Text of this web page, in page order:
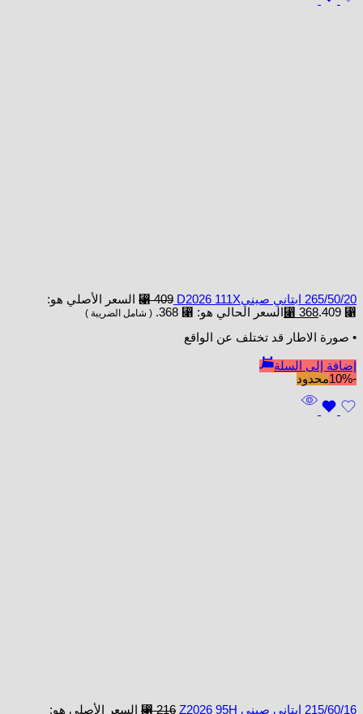
265/50/20 ابتاني صينيD2026 111X ⃁409
السعر الأصلي هو:
⃁ 409.
⃁ 368 السعر الحالي هو: ⃁ 368. ( شامل الضريبة )
• صورة الاطار قد تختلف عن الواقع
إضافة إلى السلة
-10%
محدود
215/60/16 ابتاني صيني Z2026 95H ⃁216 السعر الأصلي هو: